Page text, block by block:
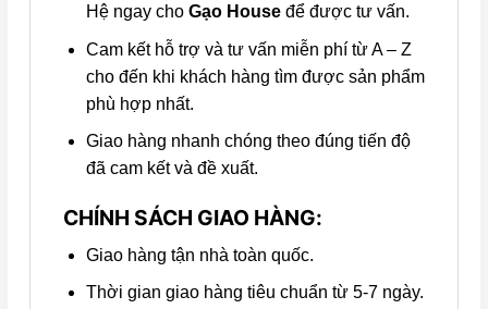
Hệ ngay cho Gạo Houseđể được tư vấn.
Cam kết hỗ trợ và tư vấn miễn phí từ A – Z
cho đến khi khách hàng tìm được sản phẩm
phù hợp nhất.
Giao hàng nhanh chóng theo đúng tiến độ
đã cam kết và đề xuất.
CHÍNH SÁCH GIAO HÀNG:
Giao hàng tận nhà toàn quốc.
Thời gian giao hàng tiêu chuẩn từ 5-7 ngày.